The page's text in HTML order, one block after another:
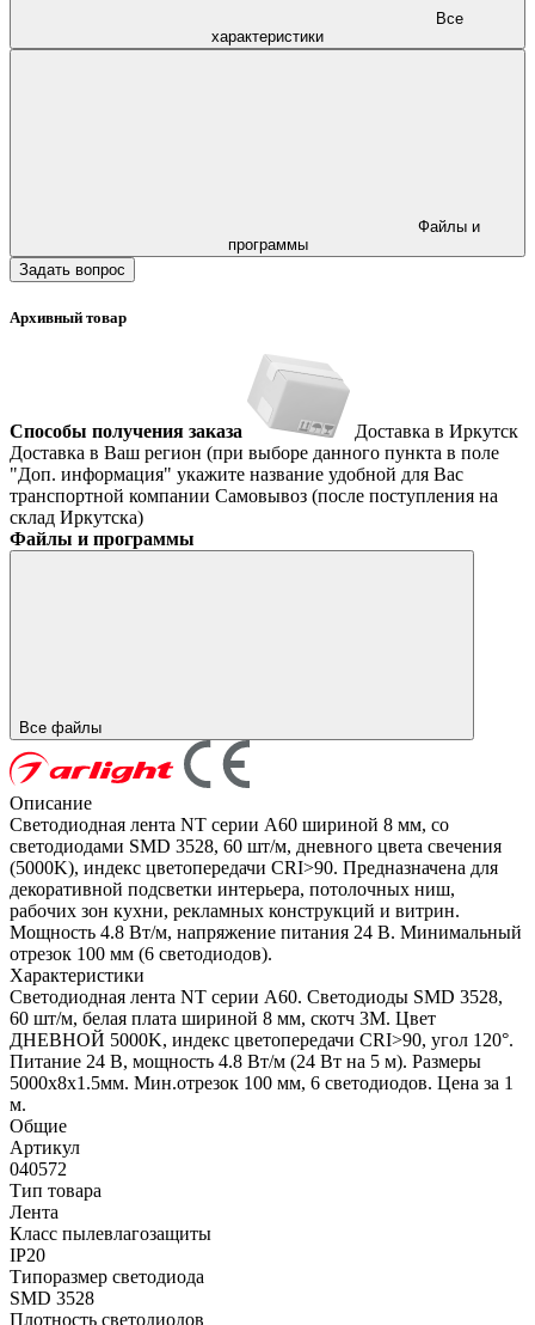
характеристики
программы
Задать вопрос
Архивный товар
Способы получения заказа
Доставка в Иркутск
Доставка в Ваш регион (при выборе данного пункта в поле
"Доп. информация" укажите название удобной для Вас
транспортной компании Самовывоз (после поступления на
склад Иркутска)
Файлы и программы
Все файлы
Описание
Светодиодная лента NT серии A60 шириной 8 мм, со
светодиодами SMD 3528, 60 шт/м, дневного цвета свечения
(5000K), индекс цветопередачи CRI>90. Предназначена для
декоративной подсветки интерьера, потолочных ниш,
рабочих зон кухни, рекламных конструкций и витрин.
Мощность 4.8 Вт/м, напряжение питания 24 В. Минимальный
отрезок 100 мм (6 светодиодов).
Характеристики
Светодиодная лента NT серии A60. Светодиоды SMD 3528,
60 шт/м, белая плата шириной 8 мм, скотч 3M. Цвет
ДНЕВНОЙ 5000K, индекс цветопередачи CRI>90, угол 120°.
Питание 24 В, мощность 4.8 Вт/м (24 Вт на 5 м). Размеры
5000х8x1.5мм. Мин.отрезок 100 мм, 6 светодиодов. Цена за 1
м.
Общие
Артикул
040572
Тип товара
Лента
Класс пылевлагозащиты
IP20
Типоразмер светодиода
SMD 3528
Плотность светодиодов